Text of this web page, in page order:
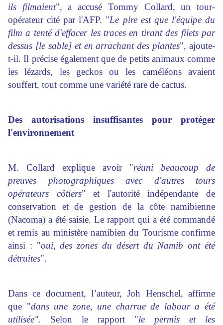
ils filmaient", a accusé Tommy Collard, un tour-
opérateur cité par l'AFP. "Le pire est que l'équipe du
film a tenté d'effacer les traces en tirant des filets par
dessus [le sable] et en arrachant des plantes", ajoute-
t-il. Il précise également que de petits animaux comme
les lézards, les geckos ou les caméléons avaient
souffert, tout comme une variété rare de cactus.
Des autorisations insuffisantes pour protéger
l'environnement
M. Collard explique avoir "réuni beaucoup de
preuves photographiques avec d'autres tours
opérateurs côtiers" et l'autorité indépendante de
conservation et de gestion de la côte namibienne
(Nacoma) a été saisie. Le rapport qui a été commandé
et remis au ministère namibien du Tourisme confirme
ainsi : "oui, des zones du désert du Namib ont été
détruites".
Dans ce document, l’auteur, Joh Henschel, affirme
que "dans une zone, une charrue de labour a été
utilisée". Selon le rapport "le permis et les